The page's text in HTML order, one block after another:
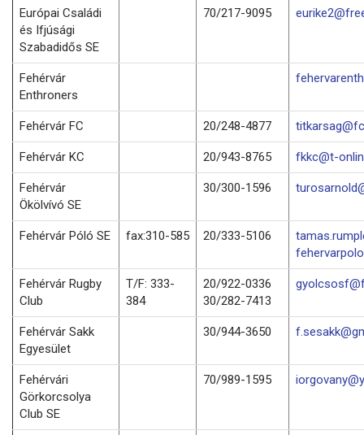
Európai Családi
és Ifjúsági
Szabadidős SE
70/217-9095
Fehérvár
Enthroners
Fehérvár FC 20/248-4877
Fehérvár KC 20/943-8765 fkkc@t-
Fehérvár
Ökölvívó SE
30/300-1596
Fehérvár Póló SE fax:310-585 20/333-5106
Fehérvár Rugby
Club
T/F: 333-
384
20/922-0336
30/282-7413
Fehérvár Sakk
Egyesület
30/944-3650
Fehérvári
Görkorcsolya
Club SE
70/989-1595